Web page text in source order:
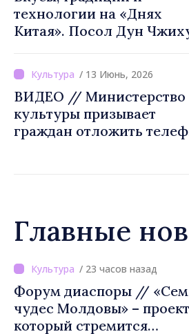
технологии на «Днях
Китая». Посол Дун
прямое общение»
/ 13 Июнь, 2026
ВИДЕО // Министерство
культуры призывает
граждан отложить
Главные
/ 18 часов назад
ВИДЕО // Калараш
формирует крупнейший
кластер добровольного